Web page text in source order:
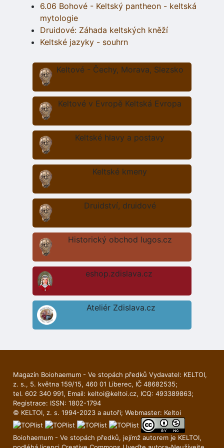
6.06 Bohové - Keltský pantheon - keltská
mytologie
Druidové: Záhada keltských kněží
Keltské jazyky - souhrn
Keltové - Čechy, Morava, Slezsko
Keltové v Evropě Keltská Evropa
Keltské hlavy a postavy
Keltské kmeny
Druidství, druidové
Historický obchod lugos.cz
eshop.zdislava.cz
Ateliér Zdislava.cz
Magazín Boiohaemum - Ve stopách předků Vydavatel: KELTOI,
z. s., 5. května 159/15, 460 01 Liberec, IČ 48682535;
tel. 602 340 991, Email: keltoi@keltoi.cz, ICQ: 493389863;
Registrace: ISSN: 1802-1794
© KELTOI, z. s. 1994-2023 a autoři; Webmaster: Keltoi
Boiohaemum - Ve stopách předků, jejímž autorem je KELTOI,